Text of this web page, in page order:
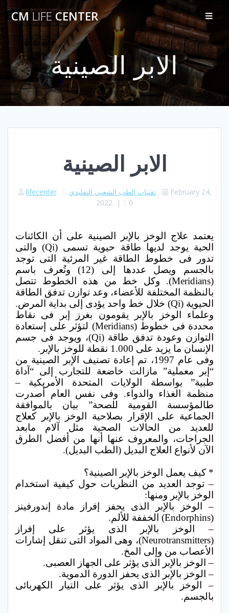
Skip
to
content
CMLIFE CENTER
الابر الصينية
الابر الصينية
lifecenter تقنيات الطب الشعبي التقليدي
February 24,
2022 | 0
يعتمد علاج الوخز بالإبر الصينية على أن الكائنات
الحية يوجد لديها طاقة حيوية تسمى (Qi) والتى
تدور فى خطوط الطاقة غير المرئية التى توجد
بالجسم ويصل عددها إلى (12) وتُعرف باسم
(Meridians). وكل خط من هذه الخطوط تتصل
بالنظمة المختلفة للأعضاء، وعد توازن تدفق الطاقة
الحيوية (Qi) خلال خط واحد يؤدى إلى بداية المرض.
وعلماء الوخز بالإبر يقومون بغرز إبر فى نقاط
محددة فى خطوط (Meridians) لتؤثر على إستعادة
التوازن وعودة تدفق طاقة (Qi)، ويوجد فى جسم
الإنسان ما يزيد على 1.000 نقطة للوخز بالإبر.
وفى عام 1997، تم إعادة تصنيف الإبر الصينية من
“إبر معملية” مازالت خاضعة للتجارب إلى “آداة
طبية” بواسطة الولايات المتحدة الأمريكية –
منظمة الغذاء والدواء. وفى نفس العام أصدرت
طالمؤسسة القومية للصحة” بيان بالموافقة
الجماعية على الإقرار بصلاحية الوخز بالإبر كعلاج
للعديد من الحالات الصحية مثل آلام مابعد
الجراحات، والمعروف عنها أنها من أفضل الطرق
الآن لأنواع العلاج البديل (الطب البديل).
* كيف يعمل الوخز بالإبر الصينية؟
– توجد العديد من النظريات حول كيفية استخدام
الوخز بالإبر ومنها:
– الوخز بالإبر الذى يحفز إفراز مادة إندورفينز
(Endorphins) الخففة للألم.
– الوخز بالإبر الذى يؤثر على إفراز
(Neurotransmitters)، وهى المواد التى تنقل إشارات
الأعصاب من وإلى المخ.
– الوخز بالإبر الذى يؤثر على الجهاز العصبى.
– الوخز بالإبر الذى يحفز الدورة الدموية.
– الوخز بالإبر الذى يؤثر على التيار الكهربائى
بالجسم.